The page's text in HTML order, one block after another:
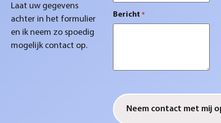
Laat uw gegevens
achter in het formulier
en ik neem zo spoedig
mogelijk contact op.
Bericht *